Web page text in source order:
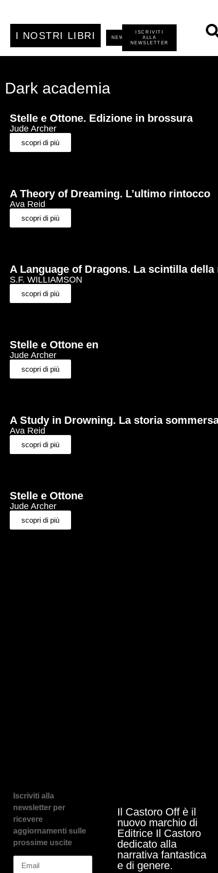
I NOSTRI LIBRI NEWS
ISCRIVITI
ALLA
NEWSLETTER
Dark academia
Stelle e Ottone. Edizione in brossura
Jude Archer
scopri di più
A Theory of Dreaming. L’ultimo rintocco
Ava Reid
scopri di più
A Language of Dragons. La scintilla
S.F. WILLIAMSON
scopri di più
Stelle e Ottone en
Jude Archer
scopri di più
A Study in Drowning. La storia
Ava Reid
scopri di più
Stelle e Ottone
Jude Archer
scopri di più
Iscriviti alla
newsletter per
ricevere
aggiornamenti sulle
prossime uscite
Il Castoro Off è il
nuovo marchio di
Editrice Il Castoro
dedicato alla
narrativa fantastica
e di genere.